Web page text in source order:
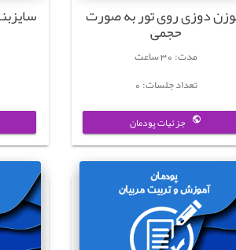
دوزی روی تور به صورت
حجمی
مدت: 30 ساعت
تعداد جلسات: 0
جزئیات پودمان